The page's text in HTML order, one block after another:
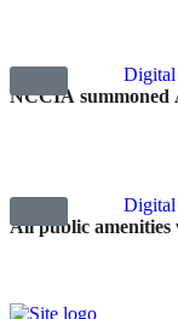
Digital
NCCIA summoned
Digital
All public